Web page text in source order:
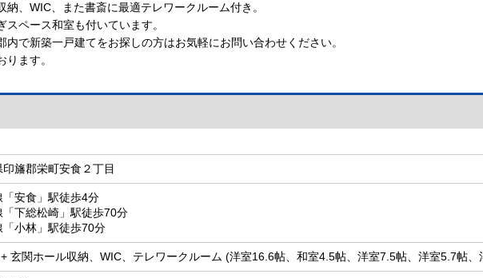
納、WIC、また書斎に最適テレワークルーム付き。
スペース和室も付いています。
内で新築一戸建てをお探しの方はお気軽にお問い合わせください。
ります。
印旛郡栄町安食２丁目
「安食」駅徒歩4分
「下総松崎」駅徒歩70分
「小林」駅徒歩70分
玄関ホール収納、WIC、テレワークルーム (洋室16.6帖、和室4.5帖、洋室7.5帖、洋室5.7帖、